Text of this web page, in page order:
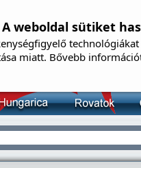
A weboldal sütiket
miatt. Bővebb